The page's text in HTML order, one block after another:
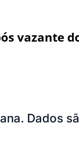
vazante
Dados